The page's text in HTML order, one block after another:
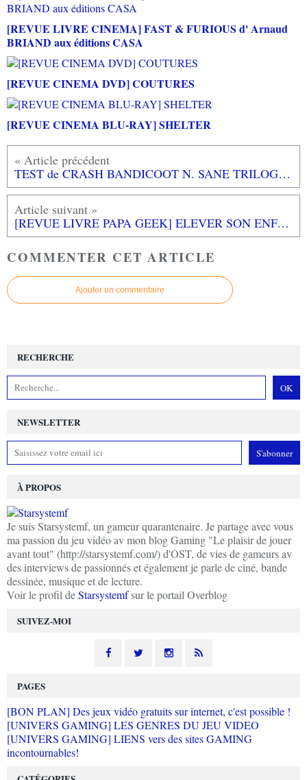
[REVUE LIVRE CINEMA] FAST & FURIOUS d' Arnaud
BRIAND aux éditions CASA
[REVUE CINEMA DVD] COUTURES
[REVUE CINEMA BLU-RAY] SHELTER
TEST de CRASH BANDICOOT N. SANE TRILOGY (exclusivité PS4): il revient plus en forme(s) que jamais!
[REVUE LIVRE PAPA GEEK] ELEVER SON ENFANT du Pr Marc RUFO et Christine SCHILTE aux éditions HACHETTE PRATIQUE
COMMENTER CET ARTICLE
Ajouter un commentaire
NEWSLETTER
SUIVEZ-MOI
RECHERCHE
À PROPOS
Je suis Starsystemf, un gameur quarantenaire. Je partage avec vous
ma passion du jeu vidéo av mon blog Gaming "Le plaisir de jouer
avant tout" (http://starsystemf.com/) d'OST, de vies de gameurs av
des interviews de passionnés et également je parle de ciné, bande
dessinée, musique et de lecture.
Voir le profil deStarsystemfsur le portail Overblog
PAGES
[BON PLAN] Des jeux vidéo gratuits sur internet, c'est possible !
[UNIVERS GAMING] LES GENRES DU JEU VIDEO
[UNIVERS GAMING] LIENS vers des sites GAMING
incontournables!